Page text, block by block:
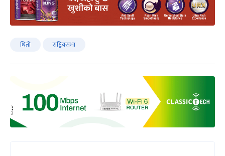
धितो राष्ट्रियसभा